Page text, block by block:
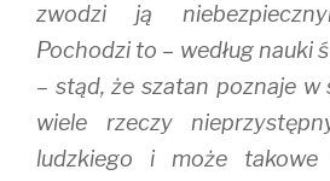
zwodzi ją
Pochodzi to – według nauki
– stąd, że szatan poznaje
wiele rzeczy
ludzkiego i może takowe